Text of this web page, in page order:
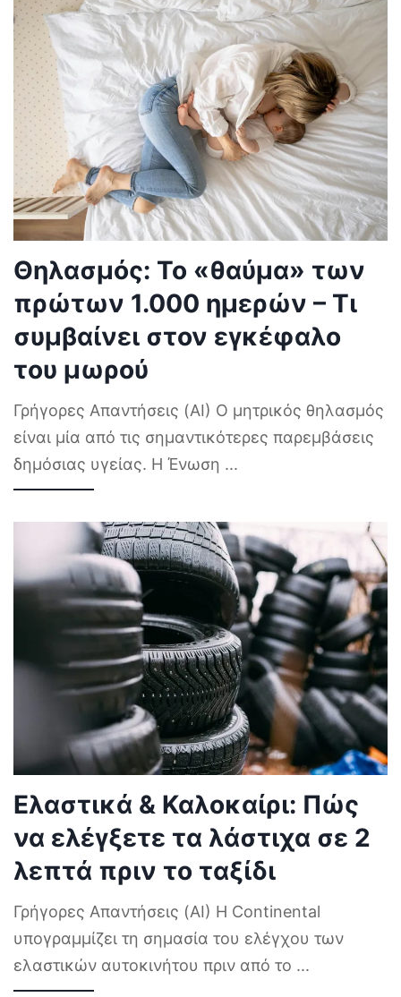
Θηλασμός: Το «θαύμα» των
πρώτων 1.000 ημερών – Τι
συμβαίνει στον εγκέφαλο
του μωρού
Γρήγορες Απαντήσεις (AI) Ο μητρικός θηλασμός
είναι μία από τις σημαντικότερες παρεμβάσεις
δημόσιας υγείας. Η Ένωση ...
Ελαστικά & Καλοκαίρι: Πώς
να ελέγξετε τα λάστιχα σε 2
λεπτά πριν το ταξίδι
Γρήγορες Απαντήσεις (AI) Η Continental
υπογραμμίζει τη σημασία του ελέγχου των
ελαστικών αυτοκινήτου πριν από το ...